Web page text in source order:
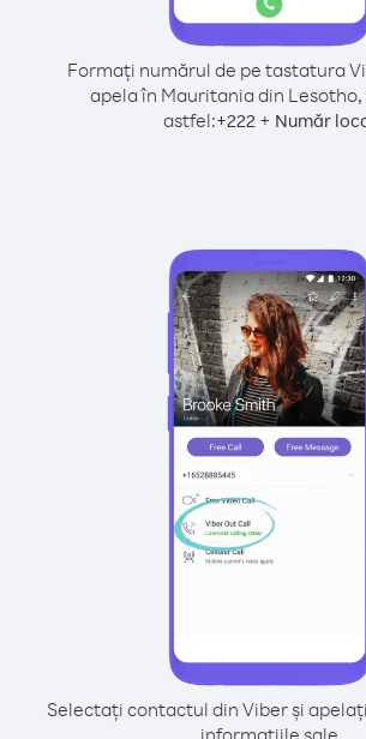
Formați numărul de pe tastatura
apela în Mauritania din
astfel:+222+ Număr
Selectați contactul din Viber și
informațiile sale